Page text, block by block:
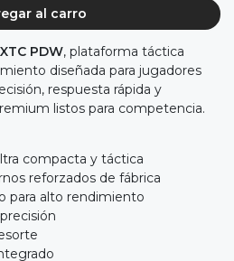
al carro
PDW, plataforma táctica
diseñada para jugadores
respuesta rápida y
listos para competencia.
compacta y táctica
reforzados de fábrica
para alto rendimiento